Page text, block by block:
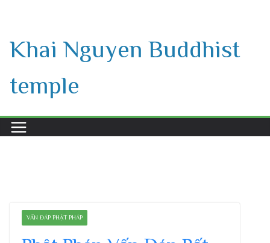
content
Khai Nguyen Buddhist
temple
VẤN ĐÁP PHẬT PHÁP